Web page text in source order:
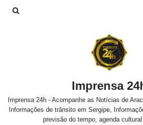
Imprensa
Imprensa 24h - Acompanhe as Notícias de
Informações de trânsito em Sergipe,
previsão do tempo, agenda